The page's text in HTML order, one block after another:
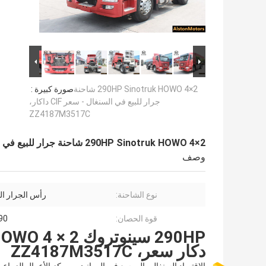
صورة كبيرة :290HP Sinotruk HOWO 4×2 شاحنة
جرار للبيع في السنغال - سعر CIF داكار،
ZZ4187M3517C
290HP Sinotruk HOWO 4×2 شاحنة جرار للبيع في السنغال - سعر CIF داكار، ZZ4187M3517C
وصف
نوع الشاحنة: رأس الجرار
قوة الحصان: 290
دكار سعر، ZZ4187M3517C